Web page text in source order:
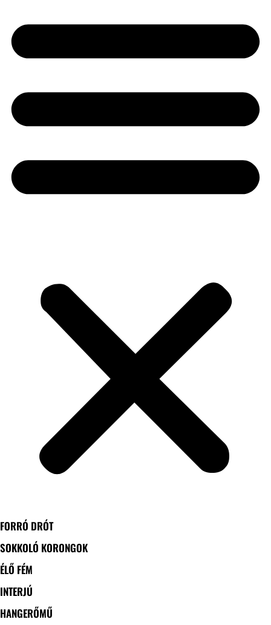
FORRÓ DRÓT
SOKKOLÓ KORONGOK
ÉLŐ FÉM
INTERJÚ
HANGERŐMŰ